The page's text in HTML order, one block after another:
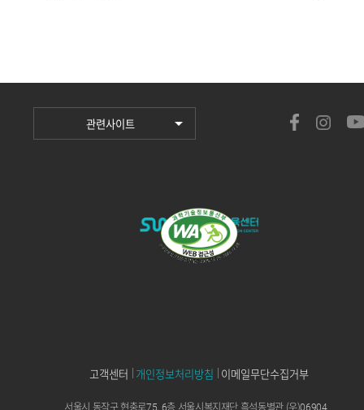
고객센터 개인정보처리방침 이메일무단수집거부
서울시 동작구 현충로75, 6층 서울시복지재단 흑석동별관 (우)06904
관련사이트